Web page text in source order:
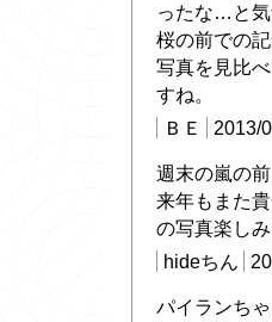
ったな…と気
桜の前での
写真を見比
すね。
ＢＥ
2013/
週末の嵐の
来年もまた
の写真楽し
hideちん
パイランち